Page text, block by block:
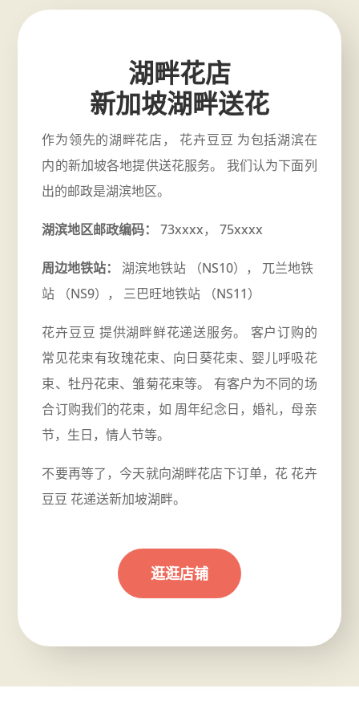
湖畔花店
新加坡湖畔送花
作为领先的湖畔花店， 花卉豆豆 为包括湖滨在
内的新加坡各地提供送花服务。 我们认为下面列
出的邮政是湖滨地区。
湖滨地区邮政编码： 73xxxx， 75xxxx
周边地铁站：
湖滨地铁站 （NS10）， 兀兰地铁
站 （NS9）， 三巴旺地铁站 （NS11）
花卉豆豆 提供湖畔鲜花递送服务。 客户订购的
常见花束有玫瑰花束、向日葵花束、婴儿呼吸花
束、牡丹花束、雏菊花束等。 有客户为不同的场
合订购我们的花束，如 周年纪念日，婚礼，母亲
节，生日，情人节等。
不要再等了，今天就向湖畔花店下订单，花 花卉
豆豆 花递送新加坡湖畔。
逛逛店铺